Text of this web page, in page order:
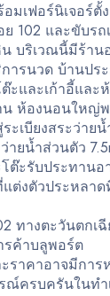
มเฟอร์นิเจอร์
102 และขับร
บริเวณนี้มีร้า
ารนวด บ้านปร
ะและเก้าอี้แล
น ห้องนอนใหญ่
เบียงสระว่าย
ยน้ำส่วนตัว
ต๊ะรับประทาน
ต่งตัวประหลา
ทางตะวันตกเ
รค้าบลูพอร์ต
ราคาอาจมีกา
ครบครันในทำ